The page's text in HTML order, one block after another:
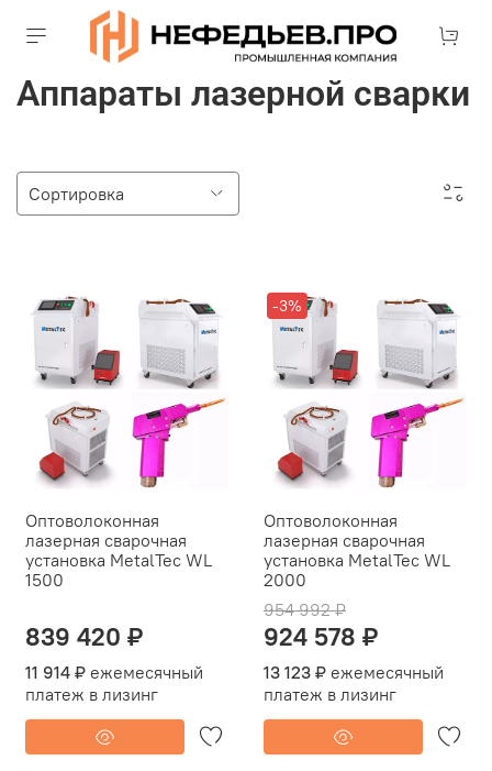
Аппараты лазерной сварки
Оптоволоконная
лазерная сварочная
установка MetalTec WL
1500
839 420 ₽
11 914 ₽ ежемесячный
платеж в лизинг
-3%
Оптоволоконная
лазерная сварочная
установка MetalTec WL
2000
954 992 ₽
924 578 ₽
13 123 ₽ ежемесячный
платеж в лизинг